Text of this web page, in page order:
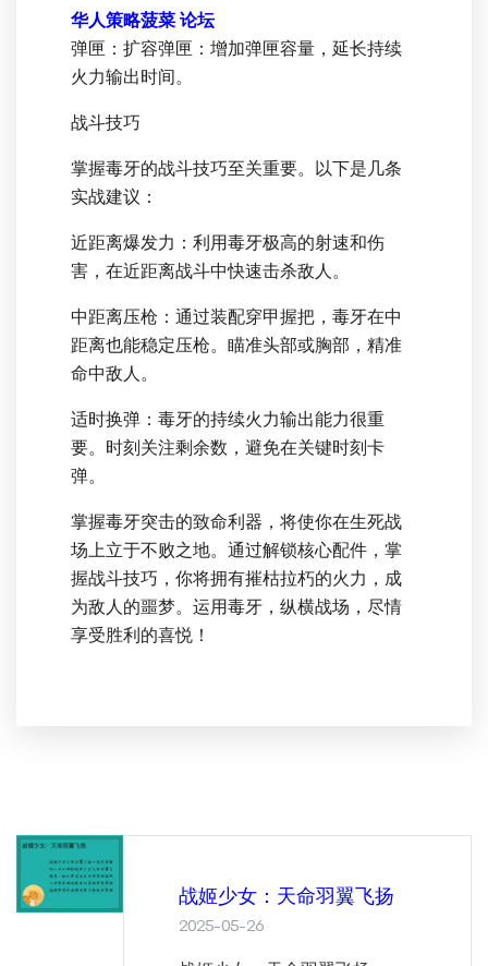
华人策略菠菜 论坛
弹匣：扩容弹匣：增加弹匣容量，延长持续
火力输出时间。
战斗技巧
掌握毒牙的战斗技巧至关重要。以下是几条
实战建议：
近距离爆发力：利用毒牙极高的射速和伤
害，在近距离战斗中快速击杀敌人。
中距离压枪：通过装配穿甲握把，毒牙在中
距离也能稳定压枪。瞄准头部或胸部，精准
命中敌人。
适时换弹：毒牙的持续火力输出能力很重
要。时刻关注剩余数，避免在关键时刻卡
弹。
掌握毒牙突击的致命利器，将使你在生死战
场上立于不败之地。通过解锁核心配件，掌
握战斗技巧，你将拥有摧枯拉朽的火力，成
为敌人的噩梦。运用毒牙，纵横战场，尽情
享受胜利的喜悦！
战姬少女：天命羽翼飞扬
2025-05-26